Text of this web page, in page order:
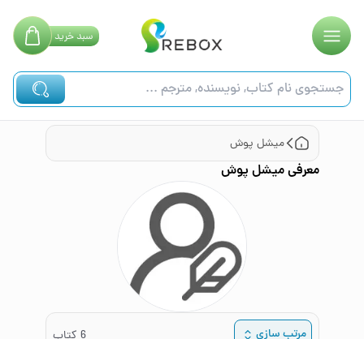
سبدخرید
میشل پوش
معرفیمیشل پوش
مرتب سازی